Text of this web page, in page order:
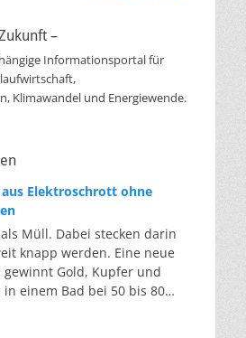
–
Informationsportal für
Klimawandel und Energiewende.
aus Elektroschrott ohne
Müll. Dabei stecken darin
knapp werden. Eine neue
gewinnt Gold, Kupfer und
einem Bad bei 50 bis 80